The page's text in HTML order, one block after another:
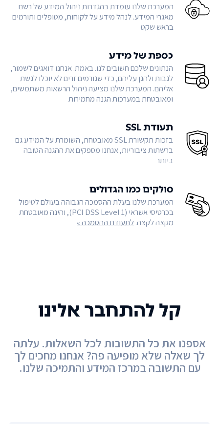
המערכת שלנו עומדת בהגדרות ניהול המידע של רשם
מאגרי המידע. לנהל מידע על לקוחות, מטופלים ותורמים
בראש שקט
כספת של מידע
הנתונים שלכם חשובים לנו. באמת. אנחנו דואגים לשמור,
לגבות ולהגן עליהם, כדי שגורמים זרים לא יוכלו לגשת
אליהם. המערכת שלנו מציעה ניהול הרשאות משתמשים,
ומאובטחת במערכות הגנה מחמירות
תעודת SSL
בזכות תקשורת SSL מאובטחת, השומרת על המידע גם
ברשתות ציבוריות, אנחנו מספקים את ההגנה הטובה
ביותר
סולקים כמו הגדולים
המערכת שלנו בעלת ההסמכה הגבוהה בעולם לטיפול
בכרטיסי אשראי (PCI DSS Level 1), והינה מאובטחת
מקצה לקצה.לתעודת ההסמכה »
קל להתחבר אלינו
אספנו את כל התשובות לכל השאלות. עלתה
לך שאלה שלא מופיעה פה? אנחנו מחכים לך
עם התשובה במרכז המידע והתמיכה שלנו.